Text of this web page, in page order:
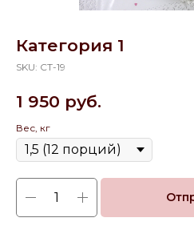
Категория 1
SKU: СТ-19
1 950 руб.
Вес, кг